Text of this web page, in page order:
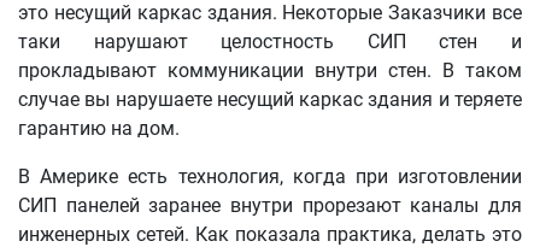
это несущий каркас здания. Некоторые Заказчики все
таки нарушают целостность СИП стен и
прокладывают коммуникации внутри стен. В таком
случае вы нарушаете несущий каркас здания и теряете
гарантию на дом.
В Америке есть технология, когда при изготовлении
СИП панелей заранее внутри прорезают каналы для
инженерных сетей. Как показала практика, делать это